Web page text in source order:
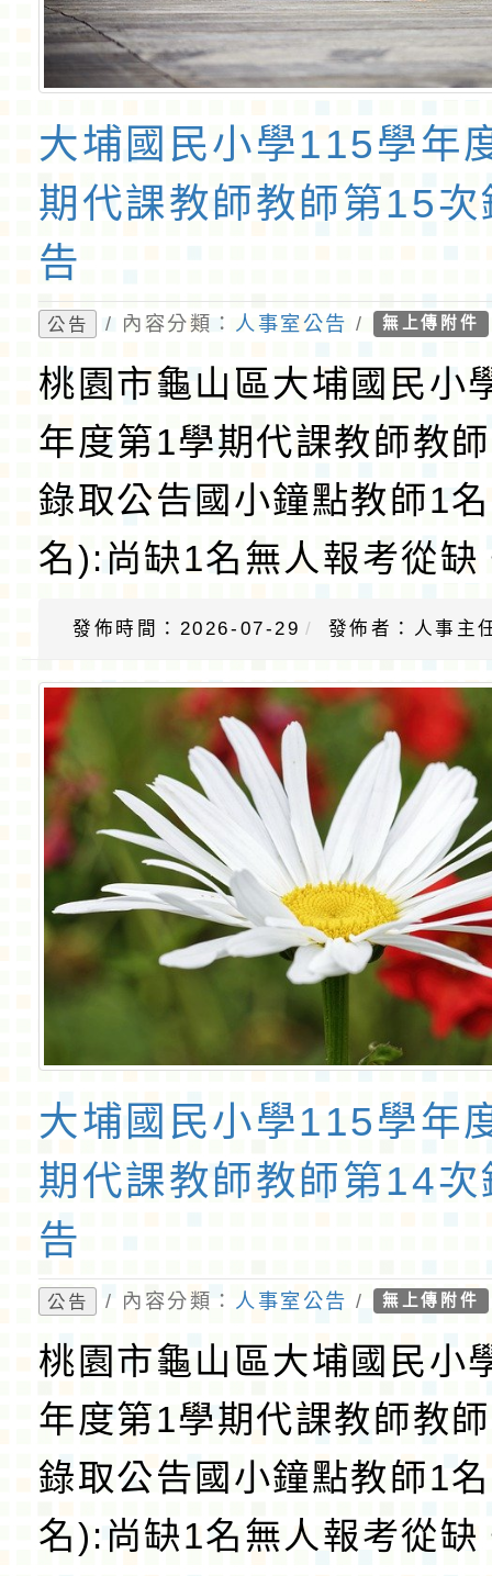
大埔國民小學115學年
期代課教師教師第15次
告
公告 / 內容分類： 人事室公告 / 無上傳附件
桃園市龜山區大埔國民小
年度第1學期代課教師教
錄取公告國小鐘點教師1
名):尚缺1名無人報考從缺
發佈時間：2026-07-29 發佈者：人事主
大埔國民小學115學年
期代課教師教師第14次
告
公告 / 內容分類： 人事室公告 / 無上傳附件
桃園市龜山區大埔國民小
年度第1學期代課教師教
錄取公告國小鐘點教師1
名):尚缺1名無人報考從缺